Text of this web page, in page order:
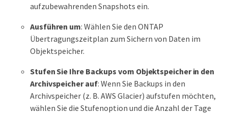
aufzubewahrenden Snapshots ein.
Ausführen um: Wählen Sie den ONTAP
Übertragungszeitplan zum Sichern von Daten im
Objektspeicher.
Stufen Sie Ihre Backups vom Objektspeicher in den
Archivspeicher auf: Wenn Sie Backups in den
Archivspeicher (z. B. AWS Glacier) aufstufen möchten,
wählen Sie die Stufenoption und die Anzahl der Tage